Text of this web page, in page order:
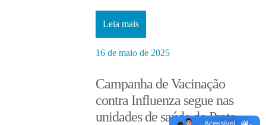
Leia mais
16 de maio de 2025
Campanha de Vacinação
contra Influenza segue nas
unidades de saúde do Prata